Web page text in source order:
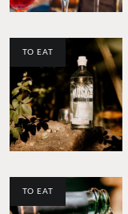
TO EAT
TO EAT